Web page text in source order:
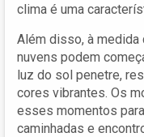
clima é uma
Além disso, à medida
nuvens podem
luz do sol penetre,
cores vibrantes. Os
esses momentos
caminhadas e